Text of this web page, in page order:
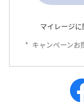
マイレージ
* キャンペーンお